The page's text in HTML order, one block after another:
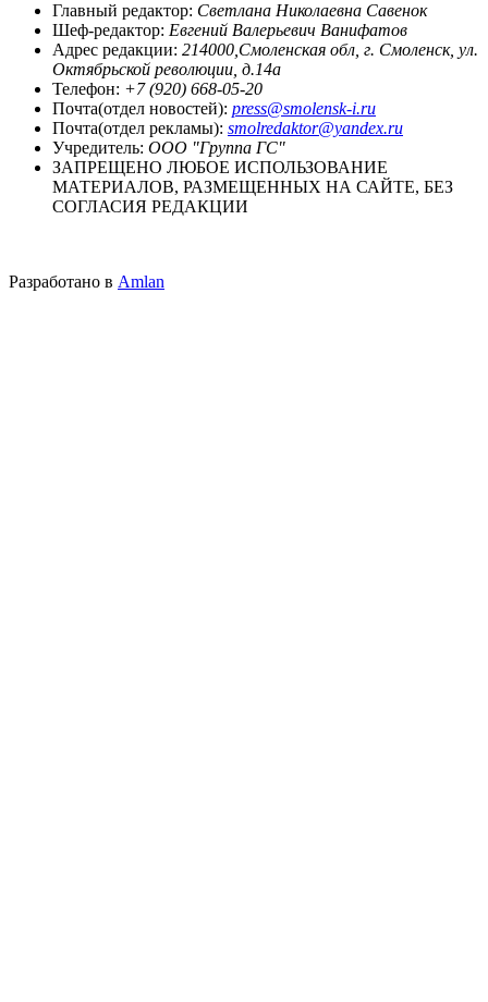
Главный редактор: Светлана Николаевна Савенок
Шеф-редактор: Евгений Валерьевич Ванифатов
Адрес редакции: 214000,Смоленская обл, г. Смоленск, ул.
Октябрьской революции, д.14а
Телефон: +7 (920) 668-05-20
Почта(отдел новостей): press@smolensk-i.ru
Почта(отдел рекламы): smolredaktor@yandex.ru
Учредитель: ООО "Группа ГС"
ЗАПРЕЩЕНО ЛЮБОЕ ИСПОЛЬЗОВАНИЕ
МАТЕРИАЛОВ, РАЗМЕЩЕННЫХ НА САЙТЕ, БЕЗ
СОГЛАСИЯ РЕДАКЦИИ
Разработано в Amlan